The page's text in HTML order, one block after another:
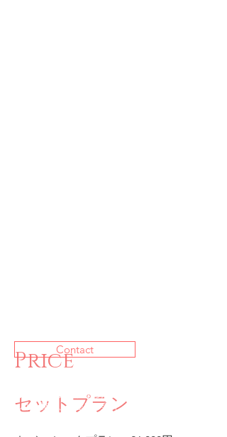
Price
セットプラン
Contact
旅、女性、身体、からだ、横浜、聖地、パワースポ
ット、聖域、御座所、坐所、アート、アーティスト